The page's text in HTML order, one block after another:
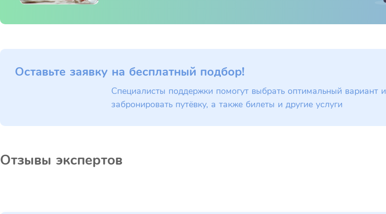
Оставьте заявку на бесплатный подбор!
Специалисты поддержки помогут выбрать оптимальный вариант и
забронировать путёвку, а также билеты и другие услуги
Отзывы экспертов